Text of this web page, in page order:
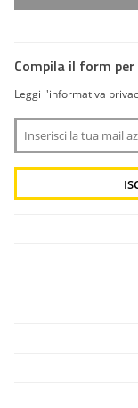
Compila il form
Leggi l'informativa